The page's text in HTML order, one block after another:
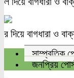
র দিয়ে বাগধারা ও
সাম্প্রতিক
জনপ্রিয়